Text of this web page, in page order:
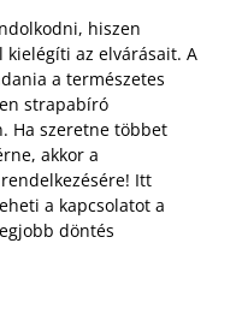
hiszen
az elvárásait. A
a természetes
strapabíró
Ha szeretne többet
akkor a
Itt
a kapcsolatot a
döntés